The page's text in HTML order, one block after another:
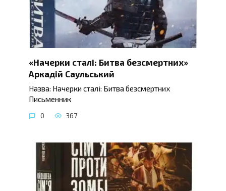
«Начерки сталі: Битва безсмертних»
Аркадій Саульський
Назва: Начерки сталі: Битва безсмертних
Письменник
0 367